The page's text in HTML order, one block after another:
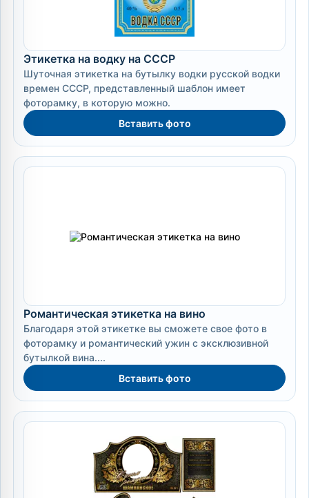
Этикетка на водку на СССР
Шуточная этикетка на бутылку водки русской водки
времен СССР, представленный шаблон имеет
фоторамку, в которую можно.
Вставить фото
Романтическая этикетка на вино
Благодаря этой этикетке вы сможете свое фото в
фоторамку и романтический ужин с эксклюзивной
бутылкой вина....
Вставить фото